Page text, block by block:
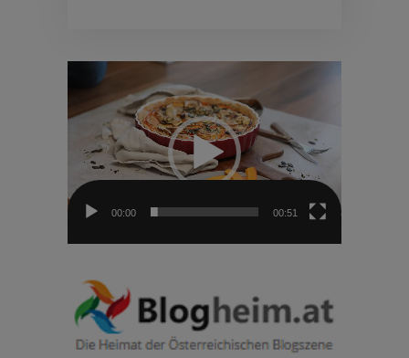
Video-
00:00 00:51